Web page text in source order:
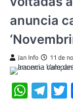
anuncia
Jan Info 11 de